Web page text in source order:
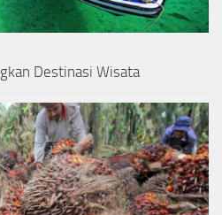
Destinasi Wisata